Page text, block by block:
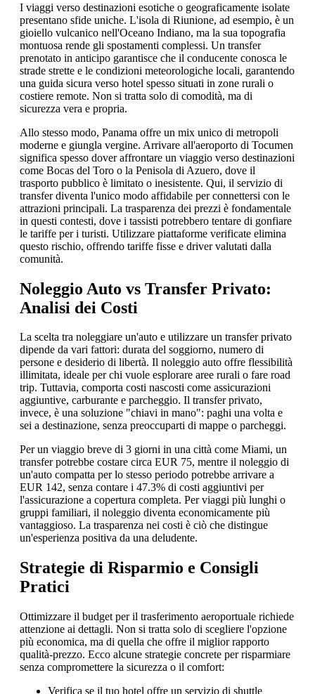
I viaggi verso destinazioni esotiche o geograficamente isolate
presentano sfide uniche. L'isola di Riunione, ad esempio, è un
gioiello vulcanico nell'Oceano Indiano, ma la sua topografia
montuosa rende gli spostamenti complessi. Un transfer
prenotato in anticipo garantisce che il conducente conosca le
strade strette e le condizioni meteorologiche locali, garantendo
una guida sicura verso hotel spesso situati in zone rurali o
costiere remote. Non si tratta solo di comodità, ma di
sicurezza vera e propria.
Allo stesso modo, Panama offre un mix unico di metropoli
moderne e giungla vergine. Arrivare all'aeroporto di Tocumen
significa spesso dover affrontare un viaggio verso destinazioni
come Bocas del Toro o la Penisola di Azuero, dove il
trasporto pubblico è limitato o inesistente. Qui, il servizio di
transfer diventa l'unico modo affidabile per connettersi con le
attrazioni principali. La trasparenza dei prezzi è fondamentale
in questi contesti, dove i tassisti potrebbero tentare di gonfiare
le tariffe per i turisti. Utilizzare piattaforme verificate elimina
questo rischio, offrendo tariffe fisse e driver valutati dalla
comunità.
Noleggio Auto vs Transfer Privato:
Analisi dei Costi
La scelta tra noleggiare un'auto e utilizzare un transfer privato
dipende da vari fattori: durata del soggiorno, numero di
persone e desiderio di libertà. Il noleggio auto offre flessibilità
illimitata, ideale per chi vuole esplorare aree rurali o fare road
trip. Tuttavia, comporta costi nascosti come assicurazioni
aggiuntive, carburante e parcheggio. Il transfer privato,
invece, è una soluzione "chiavi in mano": paghi una volta e
sei a destinazione, senza preoccuparti di mappe o parcheggi.
Per un viaggio breve di 3 giorni in una città come Miami, un
transfer potrebbe costare circa EUR 75, mentre il noleggio di
un'auto compatta per lo stesso periodo potrebbe arrivare a
EUR 142, senza contare i 47.3% di costi aggiuntivi per
l'assicurazione a copertura completa. Per viaggi più lunghi o
gruppi familiari, il noleggio diventa economicamente più
vantaggioso. La trasparenza nei costi è ciò che distingue
un'esperienza positiva da una deludente.
Strategie di Risparmio e Consigli
Pratici
Ottimizzare il budget per il trasferimento aeroportuale richiede
attenzione ai dettagli. Non si tratta solo di scegliere l'opzione
più economica, ma di quella che offre il miglior rapporto
qualità-prezzo. Ecco alcune strategie concrete per risparmiare
senza compromettere la sicurezza o il comfort:
Verifica se il tuo hotel offre un servizio di shuttle